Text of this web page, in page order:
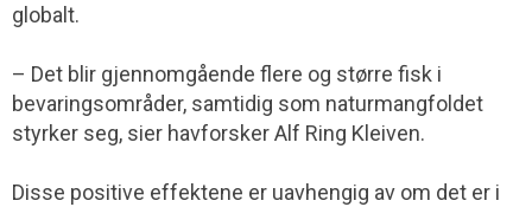
globalt.
– Det blir gjennomgående flere og større fisk i
bevaringsområder, samtidig som naturmangfoldet
styrker seg, sier havforsker Alf Ring Kleiven.
Disse positive effektene er uavhengig av om det er i